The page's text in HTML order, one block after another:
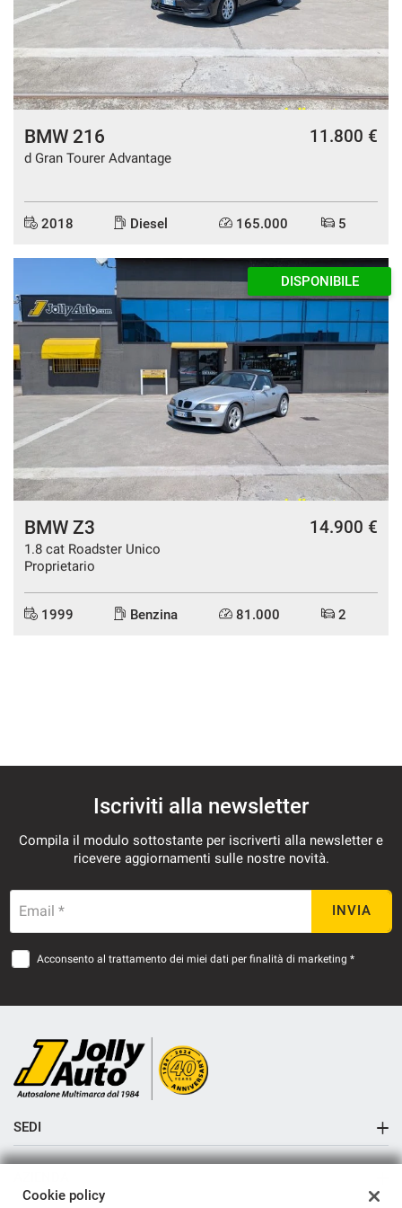
BMW 216
d Gran Tourer Advantage
11.800 €
2018 Diesel 165.000 5
DISPONIBILE
BMW Z3
1.8 cat Roadster Unico
Proprietario
14.900 €
1999 Benzina 81.000 2
Iscriviti alla newsletter
Compila il modulo sottostante per iscriverti alla newsletter e
ricevere aggiornamenti sulle nostre novità.
Email * INVIA
Acconsento al trattamento dei miei dati per finalità di marketing *
SEDI
Sede di Cremosano
Sede di Crema
Cookie policy
questi
di
tracciamento
si
rimanda
cookie
policy.
e
modificare
in
qualsiasi
momento.
Cookie necessari
Cookie delle preferenze
Cookie per il miglioramento dell'esperienza utente
la
Salva
le
impostazioni